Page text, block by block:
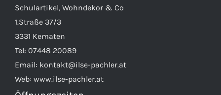
Schulartikel, Wohndekor & Co
1.Straße 37/3
3331 Kematen
Tel: 07448 20089
Email: kontakt@ilse-pachler.at
Web: www.ilse-pachler.at